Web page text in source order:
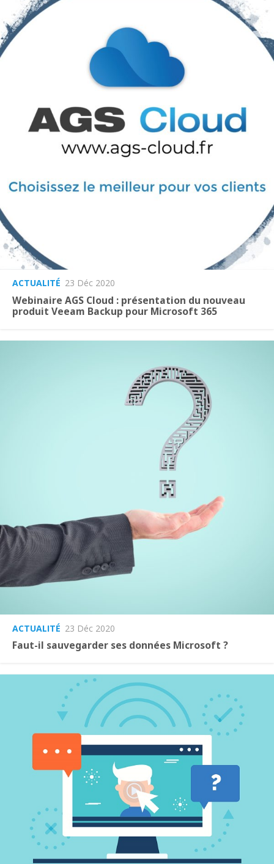
ACTUALITÉ 23 Déc 2020
Webinaire AGS Cloud : présentation du nouveau
produit Veeam Backup pour Microsoft 365
ACTUALITÉ 23 Déc 2020
Faut-il sauvegarder ses données Microsoft ?